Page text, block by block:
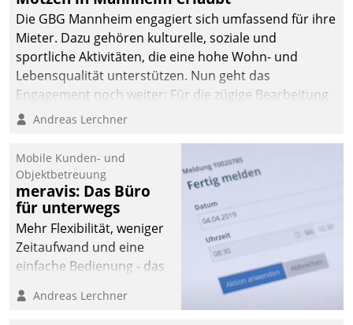
Herausforderungen
gerüstet.
Die GBG Mannheim engagiert sich umfassend für ihre
Mieter. Dazu gehören kulturelle, soziale und
sportliche Aktivitäten, die eine hohe Wohn- und
Lebensqualität unterstützen. Nun geht das
Engagement noch weiter: Für die zügige Bearbeitung
von Beschwerden – oder Lob – richtet das
und Beschwerde-Management einen eigenen Kanal
ein.
Andreas Lerchner
Mobile Kunden- und
Objektbetreuung
meravis: Das Büro
für unterwegs
Mehr Flexibilität, weniger
Zeitaufwand und eine
einfache Bedienung - das
Cockpit für mobile
Andreas Lerchner